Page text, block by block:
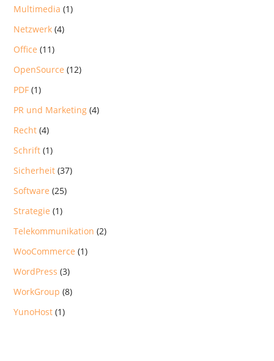
Multimedia (1)
Netzwerk (4)
Office (11)
OpenSource (12)
PDF (1)
PR und Marketing (4)
Recht (4)
Schrift (1)
Sicherheit (37)
Software (25)
Strategie (1)
Telekommunikation (2)
WooCommerce (1)
WordPress (3)
WorkGroup (8)
YunoHost (1)